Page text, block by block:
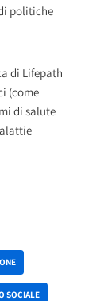
politiche
di Lifepath
(come
di salute
SOCIALE